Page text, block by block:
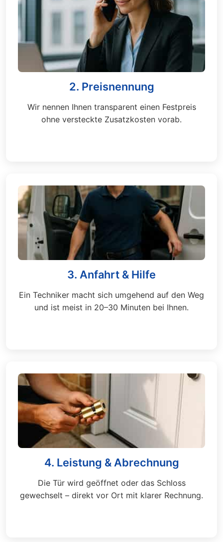
2. Preisnennung
Wir nennen Ihnen transparent einen Festpreis
ohne versteckte Zusatzkosten vorab.
3. Anfahrt & Hilfe
Ein Techniker macht sich umgehend auf den Weg
und ist meist in 20–30 Minuten bei Ihnen.
4. Leistung & Abrechnung
Die Tür wird geöffnet oder das Schloss
gewechselt – direkt vor Ort mit klarer Rechnung.